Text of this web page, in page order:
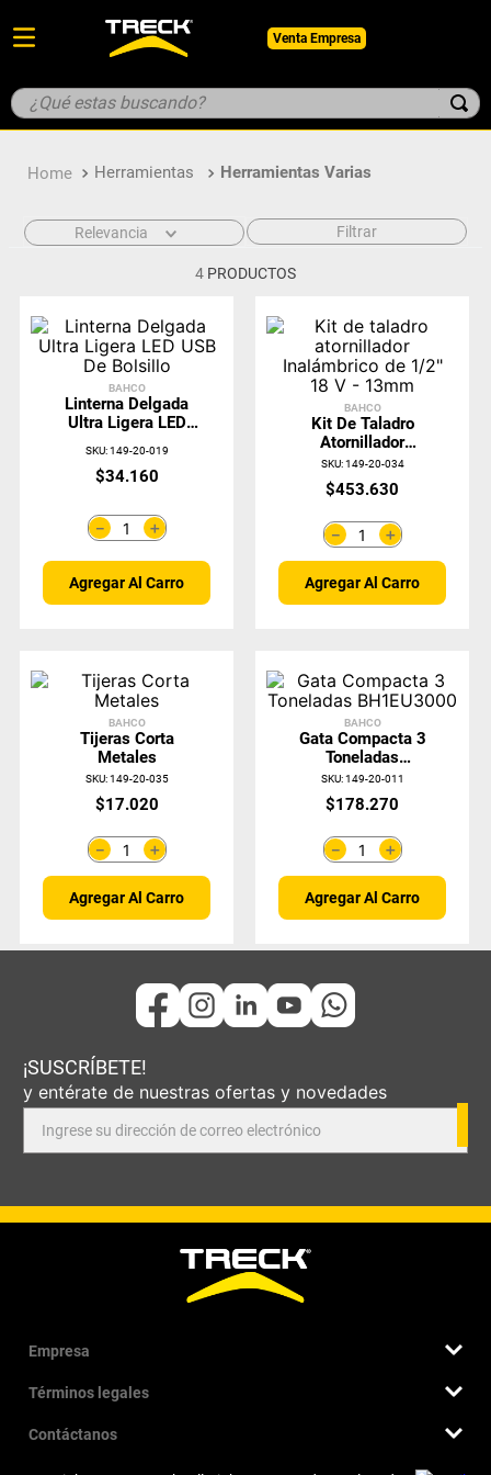
Venta Empresa
¿Qué estas buscando?
Herramientas Herramientas Varias
Relevancia Filtrar
4 PRODUCTOS
BAHCO
Linterna Delgada
Ultra Ligera LED
SKU:149-20-019
$34.160
＋
－
Agregar Al Carro
BAHCO
Kit De Taladro
Atornillador
Inalámbrico De 1/2"
18 V - 13mm
SKU:149-20-034
$453.630
＋
－
Agregar Al Carro
BAHCO
Tijeras Corta
Metales
SKU:149-20-035
$17.020
＋
－
Agregar Al Carro
BAHCO
Gata Compacta 3
Toneladas
BH1EU3000
SKU:149-20-011
$178.270
＋
－
Agregar Al Carro
¡SUSCRÍBETE!
y entérate de nuestras ofertas y novedades
Empresa
Quiénes somos
Nuestra historia
Términos legales
Términos y condiciones
Contáctanos
1 botin
casco